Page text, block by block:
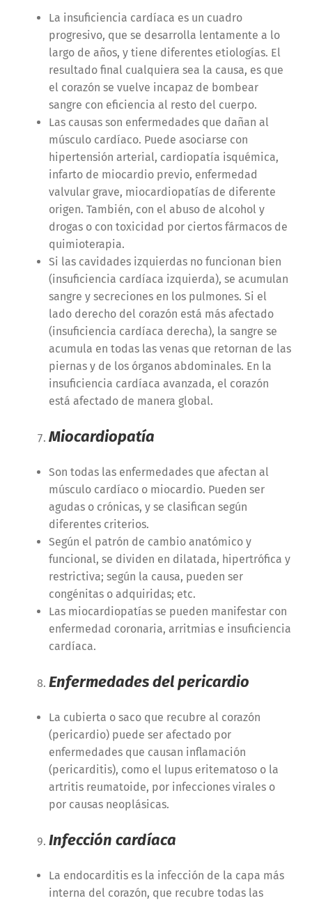
La insuficiencia cardíaca es un cuadro
progresivo, que se desarrolla lentamente a lo
largo de años, y tiene diferentes etiologías. El
resultado final cualquiera sea la causa, es que
el corazón se vuelve incapaz de bombear
sangre con eficiencia al resto del cuerpo.
Las causas son enfermedades que dañan al
músculo cardíaco. Puede asociarse con
hipertensión arterial, cardiopatía isquémica,
infarto de miocardio previo, enfermedad
valvular grave, miocardiopatías de diferente
origen. También, con el abuso de alcohol y
drogas o con toxicidad por ciertos fármacos de
quimioterapia.
Si las cavidades izquierdas no funcionan bien
(insuficiencia cardíaca izquierda), se acumulan
sangre y secreciones en los pulmones. Si el
lado derecho del corazón está más afectado
(insuficiencia cardíaca derecha), la sangre se
acumula en todas las venas que retornan de las
piernas y de los órganos abdominales. En la
insuficiencia cardíaca avanzada, el corazón
está afectado de manera global.
Miocardiopatía
Son todas las enfermedades que afectan al
músculo cardíaco o miocardio. Pueden ser
agudas o crónicas, y se clasifican según
diferentes criterios.
Según el patrón de cambio anatómico y
funcional, se dividen en dilatada, hipertrófica y
restrictiva; según la causa, pueden ser
congénitas o adquiridas; etc.
Las miocardiopatías se pueden manifestar con
enfermedad coronaria, arritmias e insuficiencia
cardíaca.
Enfermedades del pericardio
La cubierta o saco que recubre al corazón
(pericardio) puede ser afectado por
enfermedades que causan inflamación
(pericarditis), como el lupus eritematoso o la
artritis reumatoide, por infecciones virales o
por causas neoplásicas.
Infección cardíaca
La endocarditis es la infección de la capa más
interna del corazón, que recubre todas las